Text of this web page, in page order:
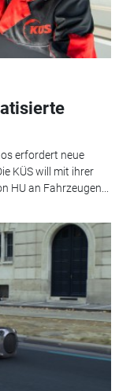
erfordert neue
KÜS will mit ihrer
HU an Fahrzeugen...